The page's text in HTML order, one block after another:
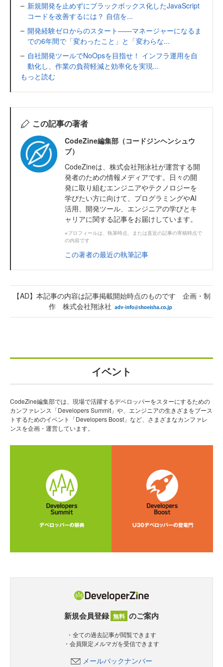
新規開発を止めずにブラックボックス化したJavaScript
コードを改善するには？ 自信を...
開発経験ゼロからのスタート――マネージャーになるま
での6年間で「変わったこと」と「変わらな...
自社開発ツールでNoOpsを目指せ！ インフラ運用を自
動化し、作業の負荷軽減と効率化を実現...
もっと読む
この記事の著者
CodeZine編集部（コードジンヘンシュウ
ブ）
CodeZineは、株式会社翔泳社が運営する開
発者のための情報メディアです。日々の開
発に取り組むエンジニアやテクノロジーを
学びたい方に向けて、プログラミングやAI
活用、開発ツール、エンジニアの学びとキ
ャリアに関する記事をお届けしています。
※プロフィールは、執筆時点、または直近の記事の寄稿時点で
の内容です
この著者の最近の執筆記事
【AD】本記事の内容は記事掲載開始時点のものです 企画・制
作 株式会社翔泳社
イベント
CodeZine編集部では、現場で活躍するデベロッパーをスターにするための
カンファレンス「Developers Summit」や、エンジニアの生きざまをブース
トするためのイベント「Developers Boost」など、さまざまなカンファレ
ンスを企画・運営しています。
新規会員登録 無料 のご案内
・全ての過去記事が閲覧できます
・会員限定メルマガを受信できます
メールバックナンバー